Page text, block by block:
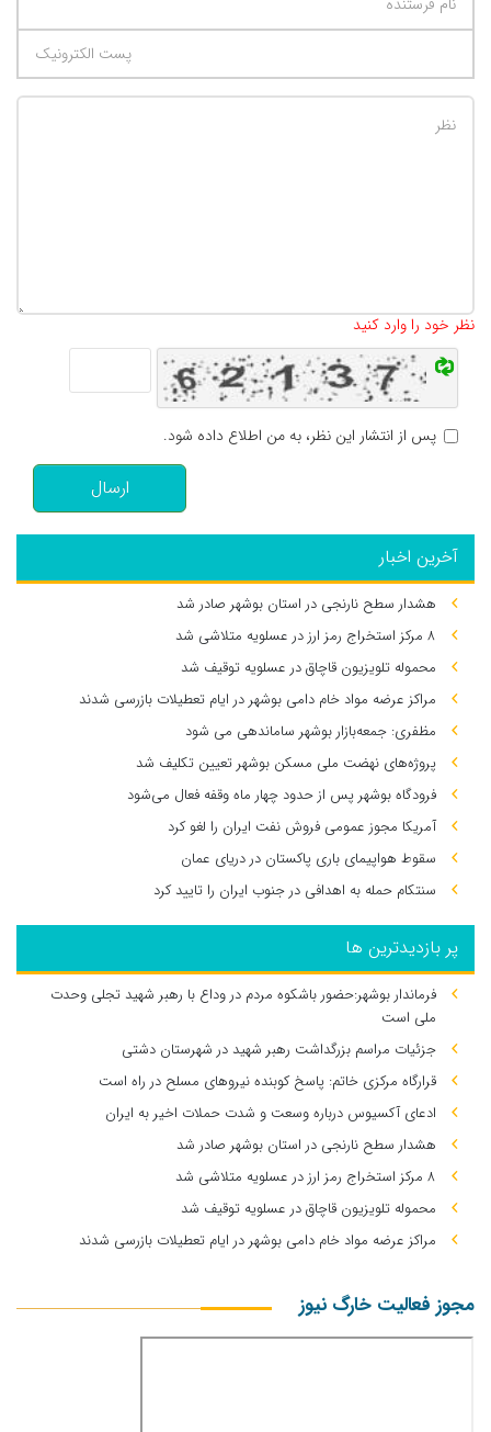
نظر خود را وارد کنید
پس از انتشار این نظر، به من اطلاع داده شود.
ارسال
آخرین اخبار
هشدار سطح نارنجی در استان بوشهر صادر شد
۸ مرکز استخراج رمز ارز در عسلویه متلاشی شد
محموله تلویزیون قاچاق در عسلویه توقیف شد
مراکز عرضه مواد خام دامی بوشهر در ایام تعطیلات بازرسی شدند
مظفری: جمعه‌بازار بوشهر ساماندهی می‌ شود
پروژه‌های نهضت ملی مسکن بوشهر تعیین تکلیف شد
فرودگاه بوشهر پس از حدود چهار ماه وقفه فعال می‌شود
آمریکا مجوز عمومی فروش نفت ایران را لغو کرد
سقوط هواپیمای باری پاکستان در دریای عمان
سنتکام حمله به اهدافی در جنوب ایران را تایید کرد
پر بازدیدترین ها
فرماندار بوشهر:حضور باشکوه مردم در وداع با رهبر شهید تجلی وحدت
ملی است
جزئیات مراسم بزرگداشت رهبر شهید در شهرستان دشتی
قرارگاه مرکزی خاتم: پاسخ کوبنده نیروهای مسلح در راه است
ادعای آکسیوس درباره وسعت و شدت حملات اخیر به ایران
هشدار سطح نارنجی در استان بوشهر صادر شد
۸ مرکز استخراج رمز ارز در عسلویه متلاشی شد
محموله تلویزیون قاچاق در عسلویه توقیف شد
مراکز عرضه مواد خام دامی بوشهر در ایام تعطیلات بازرسی شدند
مجوز فعالیت خارگ نیوز